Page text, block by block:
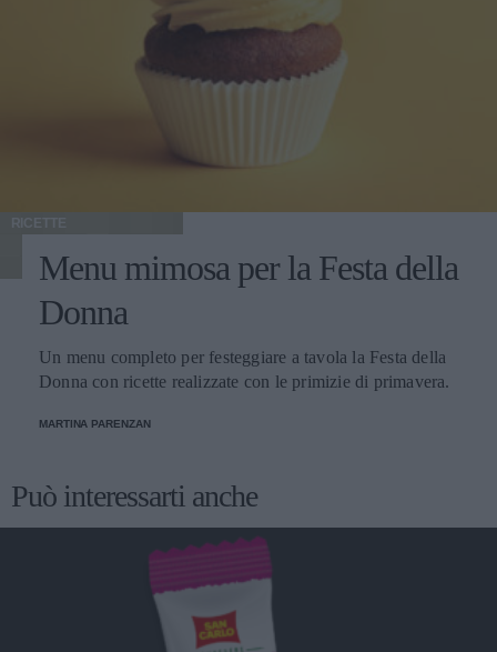
RICETTE
Menu mimosa per la Festa della
Donna
Un menu completo per festeggiare a tavola la Festa della
Donna con ricette realizzate con le primizie di primavera.
MARTINA PARENZAN
Può interessarti anche